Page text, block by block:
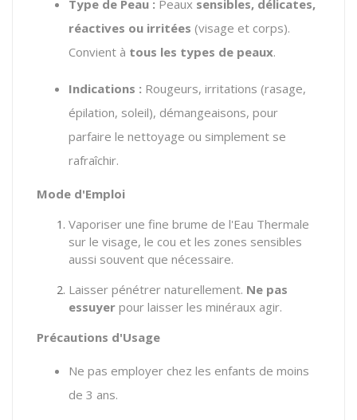
Type de Peau : Peaux sensibles, délicates,
réactives ou irritées (visage et corps).
Convient à tous les types de peaux.
Indications : Rougeurs, irritations (rasage,
épilation, soleil), démangeaisons, pour
parfaire le nettoyage ou simplement se
rafraîchir.
Mode d'Emploi
Vaporiser une fine brume de l'Eau Thermale
sur le visage, le cou et les zones sensibles
aussi souvent que nécessaire.
Laisser pénétrer naturellement. Ne pas
essuyer pour laisser les minéraux agir.
Précautions d'Usage
Ne pas employer chez les enfants de moins
de 3 ans.